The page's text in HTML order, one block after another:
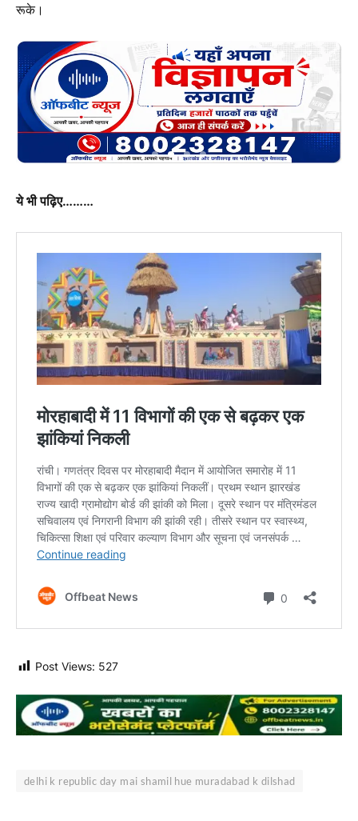
रूके।
ये भी पढ़िए………
Post Views: 527
delhi k republic day mai shamil hue muradabad k dilshad